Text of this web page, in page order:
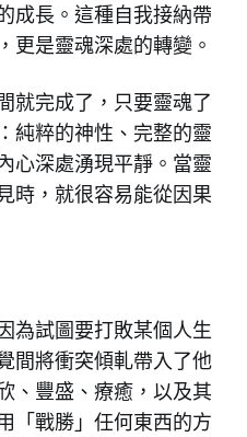
成長。這種自我接納帶
更是靈魂深處的轉變。
就完成了，只要靈魂了
純粹的神性、完整的靈
心深處湧現平靜。當靈
時，就很容易能從因果
為試圖要打敗某個人生
間將衝突傾軋帶入了他
、豐盛、療癒，以及其
「戰勝」任何東西的方